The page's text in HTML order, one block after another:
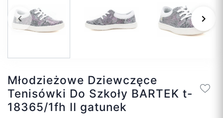
Poprzedni
keyboard_arrow_left keyboard_arrow_right
Młodzieżowe Dziewczęce
Tenisówki Do Szkoły BARTEK t-
18365/1fh II gatunek